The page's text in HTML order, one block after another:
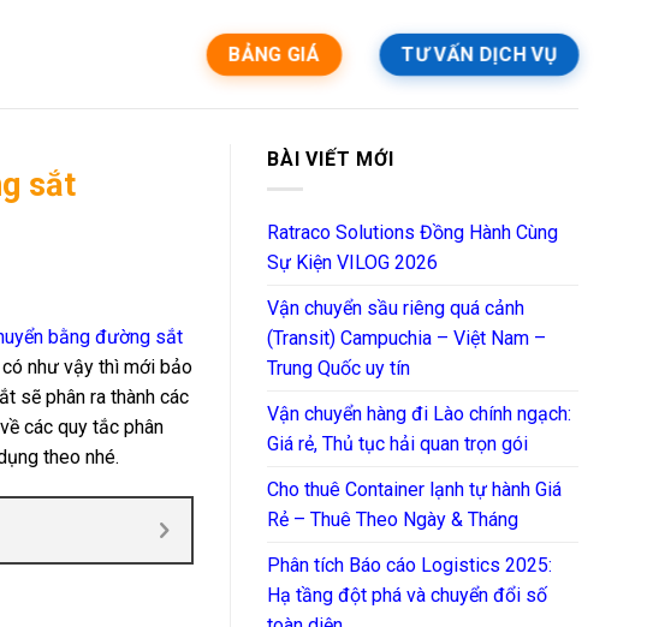
BẢNG GIÁ TƯ VẤN DỊCH VỤ
sắt
bằng đường sắt
như vậy thì mới bảo
sẽ phân ra thành các
các quy tắc phân
theo nhé.
BÀI VIẾT MỚI
Ratraco Solutions Đồng Hành Cùng
Sự Kiện VILOG 2026
Vận chuyển sầu riêng quá cảnh
(Transit) Campuchia – Việt Nam –
Trung Quốc uy tín
Vận chuyển hàng đi Lào chính ngạch:
Giá rẻ, Thủ tục hải quan trọn gói
Cho thuê Container lạnh tự hành Giá
Rẻ – Thuê Theo Ngày & Tháng
Phân tích Báo cáo Logistics 2025:
Hạ tầng đột phá và chuyển đổi số